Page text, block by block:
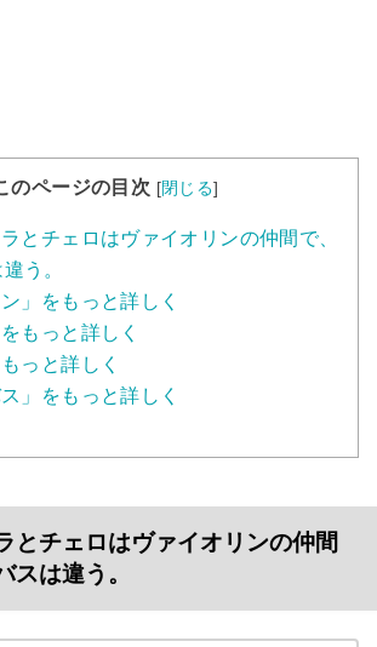
のページの目次 [閉じる]
とチェロはヴァイオリンの仲間で、
う。
」をもっと詳しく
もっと詳しく
っと詳しく
」をもっと詳しく
とチェロはヴァイオリンの仲間
スは違う。